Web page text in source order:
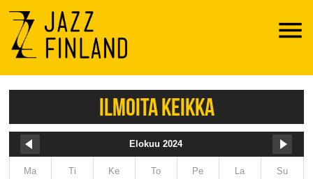
Menu
ILMOITA KEIKKA
Elokuu 2024
Ma Ti Ke To Pe La Su